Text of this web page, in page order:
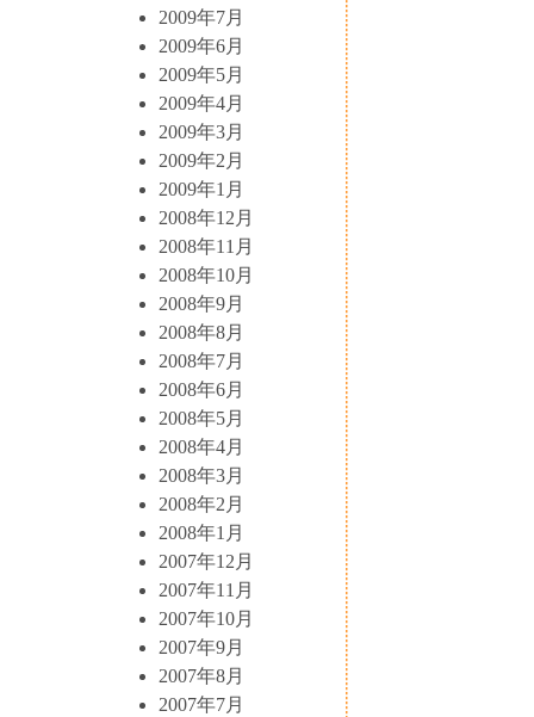
2009年7月
2009年6月
2009年5月
2009年4月
2009年3月
2009年2月
2009年1月
2008年12月
2008年11月
2008年10月
2008年9月
2008年8月
2008年7月
2008年6月
2008年5月
2008年4月
2008年3月
2008年2月
2008年1月
2007年12月
2007年11月
2007年10月
2007年9月
2007年8月
2007年7月